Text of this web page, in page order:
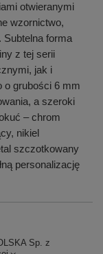
otwieranymi
wzornictwo,
forma
z tej serii
jak i
o grubości 6 mm
a szeroki
– chrom
nikiel
szczotkowany
personalizację
Sp. z